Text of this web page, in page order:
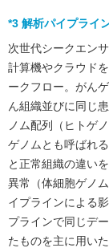
*3 解析パイプライ
次世代シークエン
計算機やクラウド
ークフロー。がん
ん組織並びに同じ
ノム配列（ヒトゲ
ゲノムとも呼ばれ
と正常組織の違い
異常（体細胞ゲノ
イプラインによる
プラインで同じデ
たものを主に用いた